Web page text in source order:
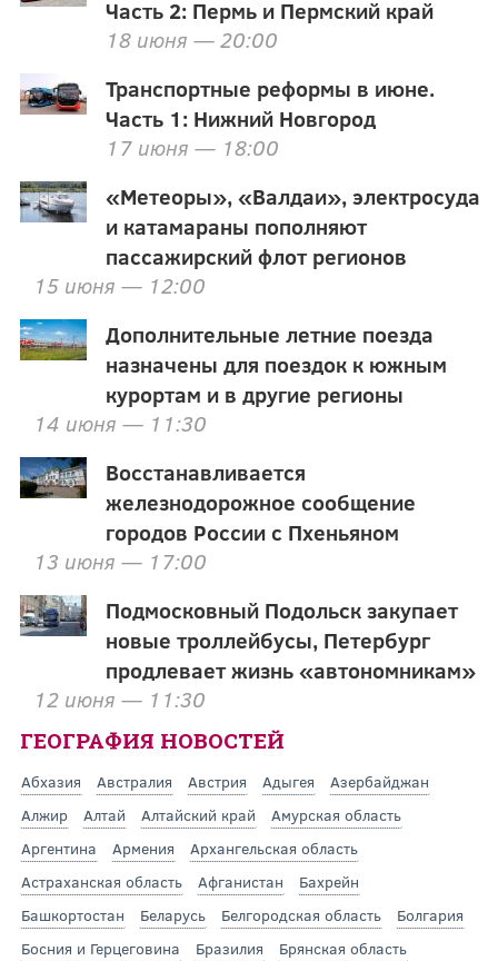
Часть 2: Пермь и Пермский край
18 июня — 20:00
Транспортные реформы в июне.
Часть 1: Нижний Новгород
17 июня — 18:00
«Метеоры», «Валдаи», электросуда
и катамараны пополняют
пассажирский флот регионов
15 июня — 12:00
Дополнительные летние поезда
назначены для поездок к южным
курортам и в другие регионы
14 июня — 11:30
Восстанавливается
железнодорожное сообщение
городов России с Пхеньяном
13 июня — 17:00
Подмосковный Подольск закупает
новые троллейбусы, Петербург
продлевает жизнь «автономникам»
12 июня — 11:30
ГЕОГРАФИЯ НОВОСТЕЙ
Абхазия Австралия Австрия Адыгея
Азербайджан
Алжир
Алтай Алтайский край
Амурская область
Аргентина
Армения
Архангельская область
Астраханская область
Афганистан
Бахрейн
Башкортостан
Беларусь Белгородская область
Болгария
Босния и Герцеговина
Бразилия
Брянская область